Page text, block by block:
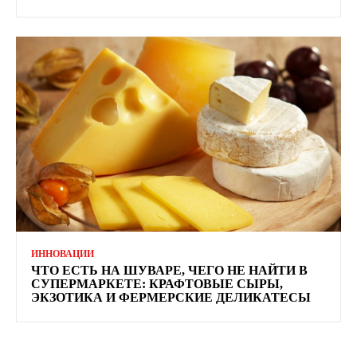
ИННОВАЦИИ
ЧТО ЕСТЬ НА ШУВАРЕ, ЧЕГО НЕ НАЙТИ В
СУПЕРМАРКЕТЕ: КРАФТОВЫЕ СЫРЫ,
ЭКЗОТИКА И ФЕРМЕРСКИЕ ДЕЛИКАТЕСЫ